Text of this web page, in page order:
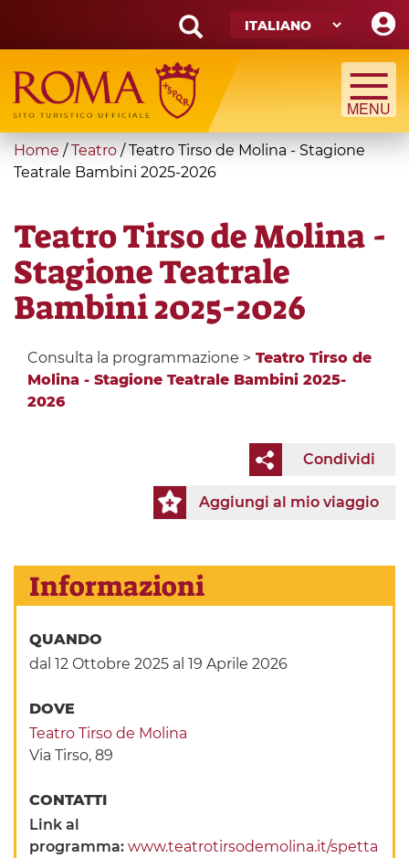
main
content
Search
form
Cerca
You
are
Home / Teatro /Teatro Tirso de Molina - Stagione
Teatrale Bambini 2025-2026
Teatro Tirso de Molina -
Stagione Teatrale
Bambini 2025-2026
Consulta la programmazione > Teatro Tirso de
Molina - Stagione Teatrale Bambini 2025-
2026
Condividi
Aggiungi al mio viaggio
Informazioni
QUANDO
dal 12 Ottobre 2025 al 19 Aprile 2026
DOVE
Teatro Tirso de Molina
Via Tirso, 89
CONTATTI
Link al
programma:www.teatrotirsodemolina.it/spetta